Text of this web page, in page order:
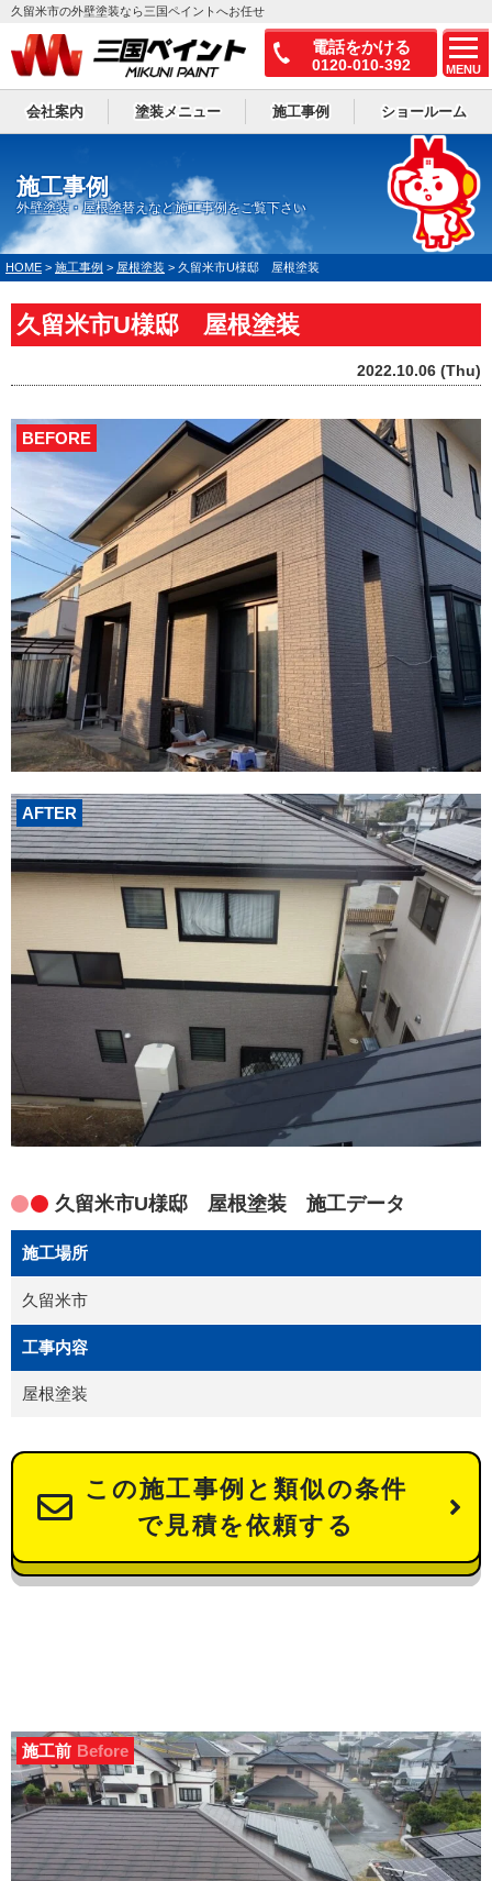
電話をかける
0120-010-392 MENU
久留米市の外壁塗装なら三国ペイントへお任せ
会社案内 塗装メニュー 施工事例 ショールーム
施工事例
外壁塗装・屋根塗替えなど施工事例をご覧下さい
HOME > 施工事例 > 屋根塗装 > 久留米市U様邸 屋根塗装
久留米市U様邸 屋根塗装
2022.10.06 (Thu)
AFTER
BEFORE
久留米市U様邸 屋根塗装 施工データ
施工場所
久留米市
工事内容
屋根塗装
この施工事例と類似の条件
で見積を依頼する
施工前 Before